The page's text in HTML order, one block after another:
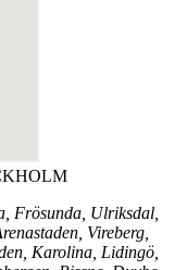
Frösunda, Ulriksdal,
Vireberg,
Karolina, Lidingö,